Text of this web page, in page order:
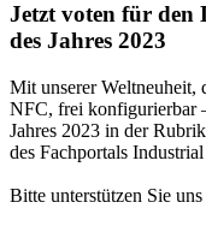
Jetzt voten für den
des Jahres 2023
Mit unserer
NFC, frei konfigurierbar
Jahres 2023 in der Rubrik
des Fachportals
Bitte unterstützen Sie